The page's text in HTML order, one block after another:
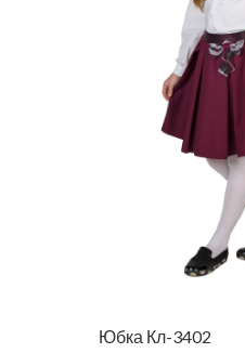
Юбка Кл-3402